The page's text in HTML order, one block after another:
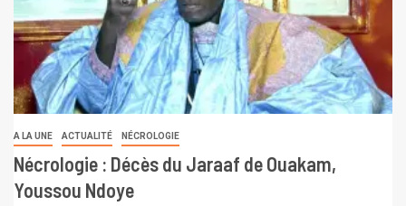
A LA UNE ACTUALITÉ NÉCROLOGIE
Nécrologie : Décès du Jaraaf de Ouakam,
Youssou Ndoye